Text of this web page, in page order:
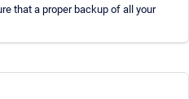
that a proper backup of all your